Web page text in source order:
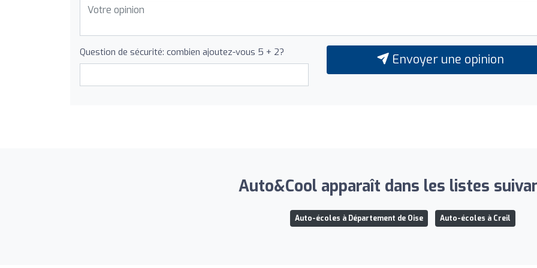
Question de sécurité: combien ajoutez-vous 5 + 2? Envoyer une opinion
Auto&Cool apparaît dans les listes
Auto-écoles à Département de Oise Auto-écoles à Creil